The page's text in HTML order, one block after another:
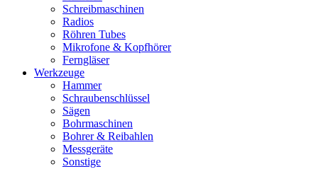
Schreibmaschinen
Radios
Röhren Tubes
Mikrofone & Kopfhörer
Ferngläser
Werkzeuge
Hammer
Schraubenschlüssel
Sägen
Bohrmaschinen
Bohrer & Reibahlen
Messgeräte
Sonstige